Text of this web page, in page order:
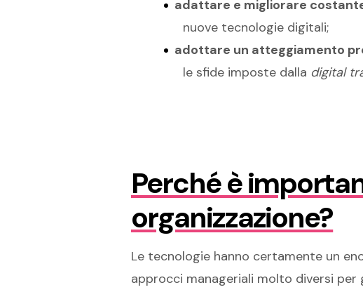
adattare e migliorare
nuove tecnologie digitali;
adottare un atteggiamento
le sfide imposte dalla digital
Perché è
organizzazione?
Le tecnologie hanno certamente un
approcci manageriali molto diversi